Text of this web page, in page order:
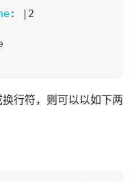
: | 2
行符，则可以以如下两